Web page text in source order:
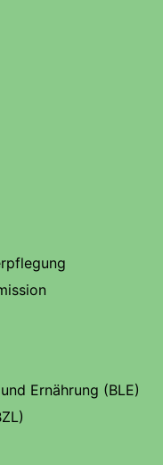
Ernährung (BLE)